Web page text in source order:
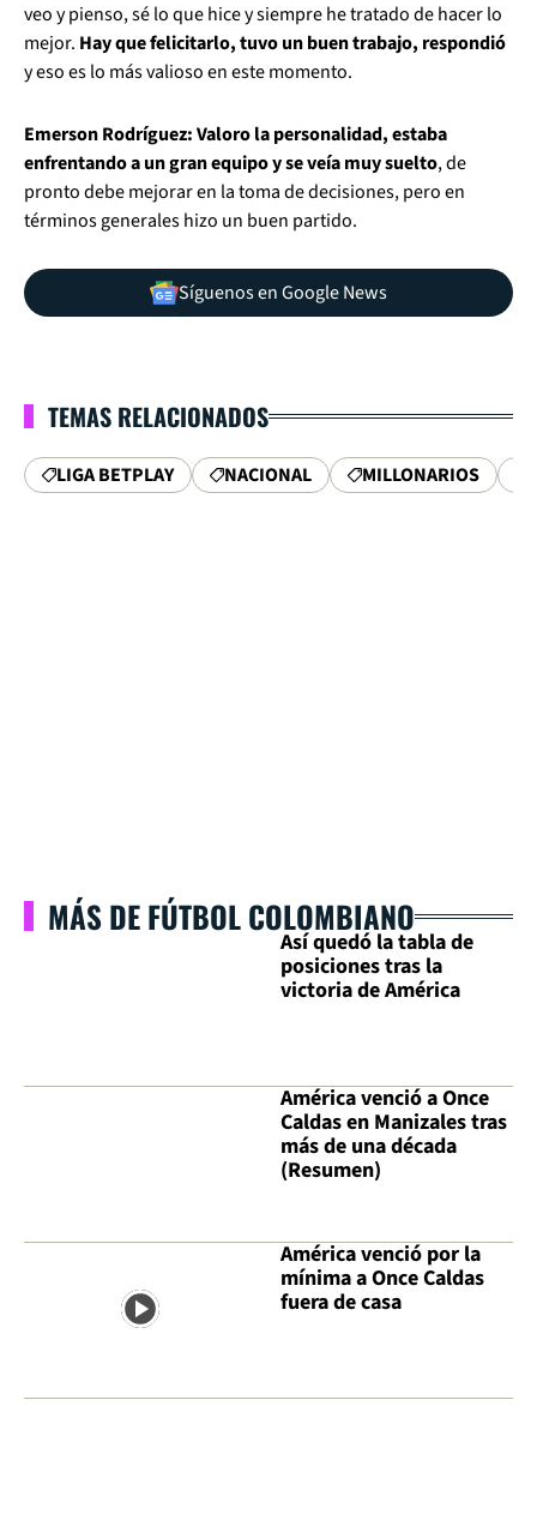
veo y pienso, sé lo que hice y siempre he tratado de hacer lo
mejor. Hay que felicitarlo, tuvo un buen trabajo, respondió
y eso es lo más valioso en este momento.
Emerson Rodríguez: Valoro la personalidad, estaba
enfrentando a un gran equipo y se veía muy suelto, de
pronto debe mejorar en la toma de decisiones, pero en
términos generales hizo un buen partido.
Síguenos en Google News
TEMAS RELACIONADOS
LIGA BETPLAY NACIONAL MILLONARIOS
MÁS DE FÚTBOL COLOMBIANO
Así quedó la tabla de
posiciones tras la
victoria de América
América venció a Once
Caldas en Manizales tras
más de una década
(Resumen)
América venció por la
mínima a Once Caldas
fuera de casa